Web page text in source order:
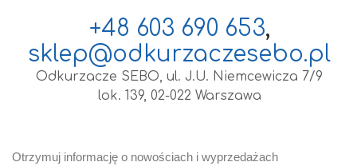
+48 603 690 653,
sklep@odkurzaczesebo.pl
Odkurzacze SEBO, ul. J.U. Niemcewicza 7/9
lok. 139, 02-022 Warszawa
Otrzymuj informację o nowościach i wyprzedażach